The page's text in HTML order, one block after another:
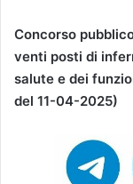
Concorso
venti posti di
salute e dei
del 11-04-2025)